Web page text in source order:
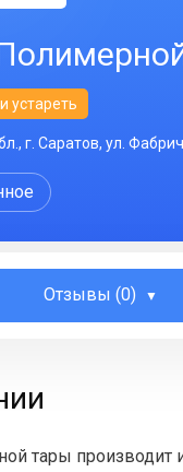
устареть
г. Саратов, ул.
Отзывы (0)
тары производит